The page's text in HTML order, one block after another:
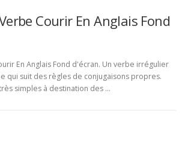
Courir En Anglais Fond
En Anglais Fond d'écran. Un verbe irrégulier
qui suit des règles de conjugaisons propres.
simples à destination des …